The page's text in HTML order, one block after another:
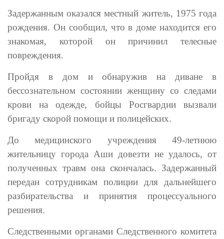
Задержанным оказался местный житель, 1975 года
рождения. Он сообщил, что в доме находится его
знакомая, которой он причинил телесные
повреждения.
Пройдя в дом и обнаружив на диване в
бессознательном состоянии женщину со следами
крови на одежде, бойцы Росгвардии вызвали
бригаду скорой помощи и полицейских.
До медицинского учреждения 49-летнюю
жительницу города Аши довезти не удалось, от
полученных травм она скончалась. Задержанный
передан сотрудникам полиции для дальнейшего
разбирательства и принятия процессуального
решения.
Следственными органами Следственного комитета